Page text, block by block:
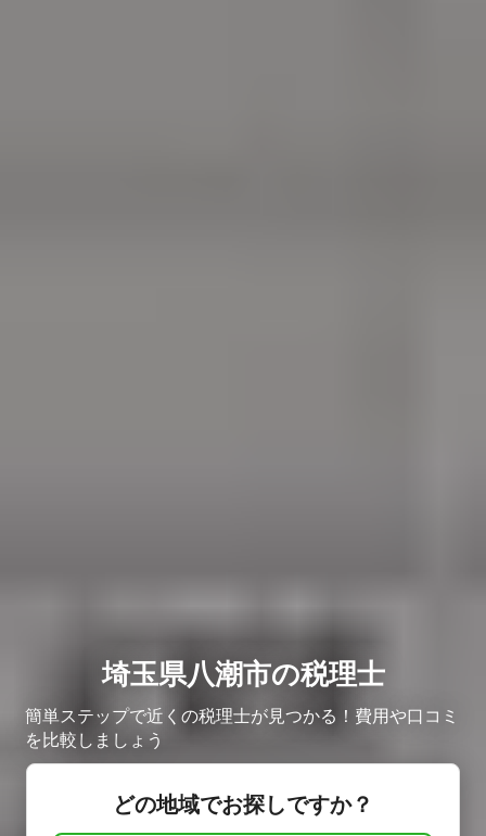
埼玉県八潮市の税理士
簡単ステップで近くの税理士が見つかる！費用や口コミ
を比較しましょう
どの地域でお探しですか？